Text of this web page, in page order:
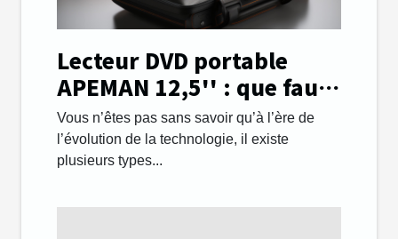
Lecteur DVD portable
APEMAN 12,5'' : que faut-
il savoir ?
Vous n’êtes pas sans savoir qu’à l’ère de
l’évolution de la technologie, il existe
plusieurs types...